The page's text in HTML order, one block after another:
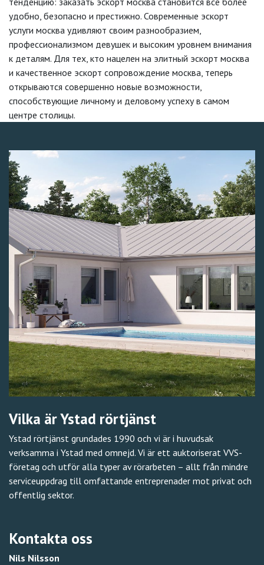
удобно, безопасно и престижно. Современные эскорт
услуги москва удивляют своим разнообразием,
профессионализмом девушек и высоким уровнем внимания
к деталям. Для тех, кто нацелен на элитный эскорт москва
и качественное эскорт сопровождение москва, теперь
открываются совершенно новые возможности,
способствующие личному и деловому успеху в самом
центре столицы.
Vilka är Ystad rörtjänst
Ystad rörtjänst grundades 1990 och vi är i huvudsak
verksamma i Ystad med omnejd. Vi är ett auktoriserat VVS-
företag och utför alla typer av rörarbeten – allt från mindre
serviceuppdrag till omfattande entreprenader mot privat och
offentlig sektor.
Kontakta oss
Nils Nilsson